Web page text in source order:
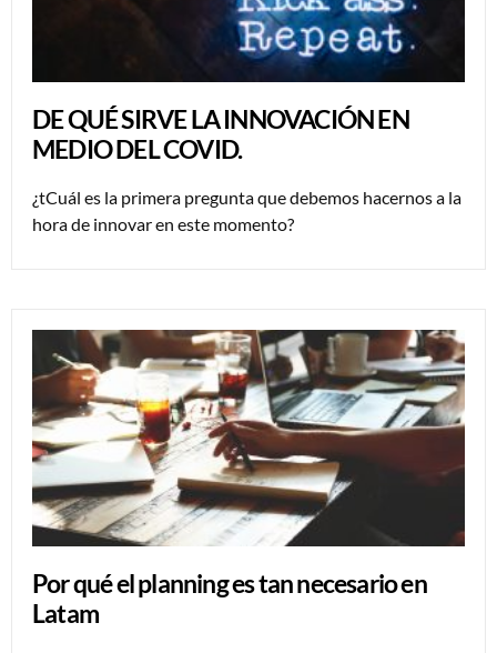
DE QUÉ SIRVE LA INNOVACIÓN EN
MEDIO DEL COVID.
¿tCuál es la primera pregunta que debemos hacernos a la
hora de innovar en este momento?
Por qué el planning es tan necesario en
Latam